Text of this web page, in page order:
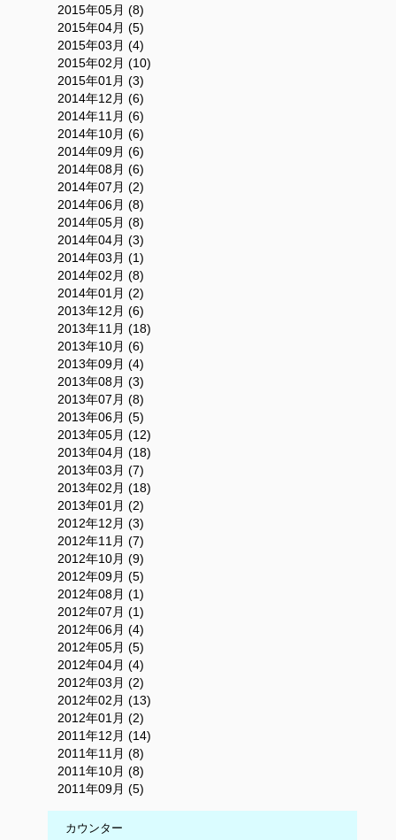
2015年05月 (8)
2015年04月 (5)
2015年03月 (4)
2015年02月 (10)
2015年01月 (3)
2014年12月 (6)
2014年11月 (6)
2014年10月 (6)
2014年09月 (6)
2014年08月 (6)
2014年07月 (2)
2014年06月 (8)
2014年05月 (8)
2014年04月 (3)
2014年03月 (1)
2014年02月 (8)
2014年01月 (2)
2013年12月 (6)
2013年11月 (18)
2013年10月 (6)
2013年09月 (4)
2013年08月 (3)
2013年07月 (8)
2013年06月 (5)
2013年05月 (12)
2013年04月 (18)
2013年03月 (7)
2013年02月 (18)
2013年01月 (2)
2012年12月 (3)
2012年11月 (7)
2012年10月 (9)
2012年09月 (5)
2012年08月 (1)
2012年07月 (1)
2012年06月 (4)
2012年05月 (5)
2012年04月 (4)
2012年03月 (2)
2012年02月 (13)
2012年01月 (2)
2011年12月 (14)
2011年11月 (8)
2011年10月 (8)
2011年09月 (5)
カウンター